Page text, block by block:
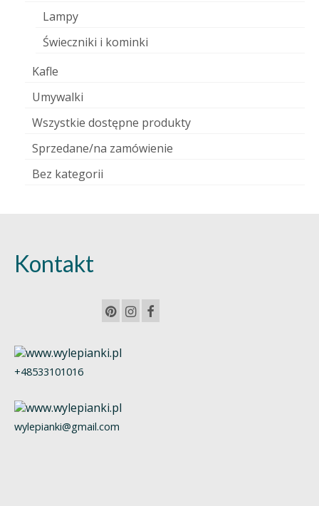
Lampy
Świeczniki i kominki
Kafle
Umywalki
Wszystkie dostępne produkty
Sprzedane/na zamówienie
Bez kategorii
Kontakt
+48533101016
wylepianki@gmail.com